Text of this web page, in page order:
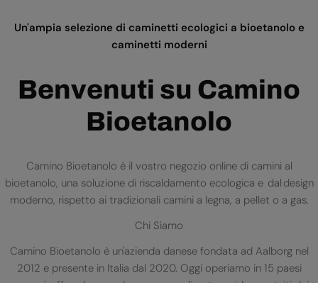
Un'ampia selezione di caminetti ecologici a bioetanolo e
caminetti moderni
Benvenuti su Camino
Bioetanolo
Camino Bioetanolo è il vostro negozio online di camini al
bioetanolo, una soluzione di riscaldamento ecologica e dal design
moderno, rispetto ai tradizionali camini a legna, a pellet o a gas.
Chi Siamo
Camino Bioetanolo è un'azienda danese fondata ad Aalborg nel
2012 e presente in Italia dal 2020. Oggi operiamo in 15 paesi